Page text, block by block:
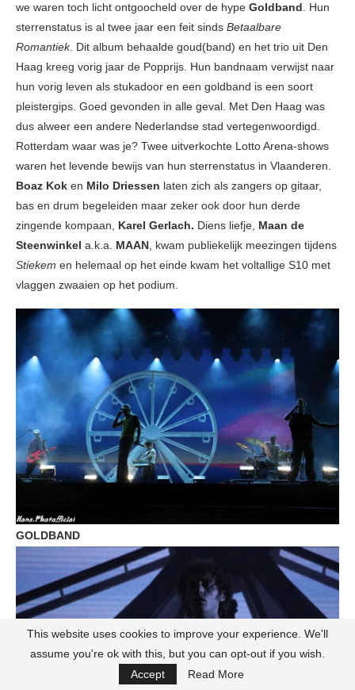
we waren toch licht ontgoocheld over de hype Goldband. Hun
sterrenstatus is al twee jaar een feit sinds Betaalbare
Romantiek. Dit album behaalde goud(band) en het trio uit Den
Haag kreeg vorig jaar de Popprijs. Hun bandnaam verwijst naar
hun vorig leven als stukadoor en een goldband is een soort
pleistergips. Goed gevonden in alle geval. Met Den Haag was
dus alweer een andere Nederlandse stad vertegenwoordigd.
Rotterdam waar was je? Twee uitverkochte Lotto Arena-shows
waren het levende bewijs van hun sterrenstatus in Vlaanderen.
Boaz Kok en Milo Driessen laten zich als zangers op gitaar,
bas en drum begeleiden maar zeker ook door hun derde
zingende kompaan, Karel Gerlach. Diens liefje, Maan de
Steenwinkel a.k.a. MAAN, kwam publiekelijk meezingen tijdens
Stiekem en helemaal op het einde kwam het voltallige S10 met
vlaggen zwaaien op het podium.
GOLDBAND
This website uses cookies to improve your experience. We'll
assume you're ok with this, but you can opt-out if you wish.
Accept
Read More